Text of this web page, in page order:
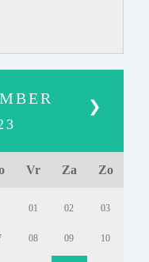
❯
Vr Za Zo
01 02 03
08 09 10